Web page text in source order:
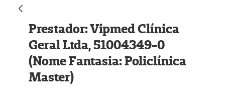
Prestador: Vipmed Clínica
Geral Ltda, 51004349-0
(Nome Fantasia: Policlínica
Master)